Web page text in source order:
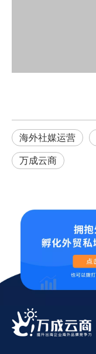
海外社媒运营
万成云商